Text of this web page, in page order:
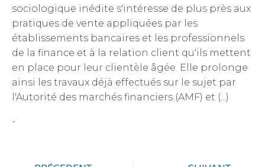
sociologique inédite s'intéresse de plus près aux
pratiques de vente appliquées par les
établissements bancaires et les professionnels
de la finance et à la relation client qu'ils mettent
en place pour leur clientèle âgée. Elle prolonge
ainsi les travaux déjà effectués sur le sujet par
l'Autorité des marchés financiers (AMF) et (...)
-